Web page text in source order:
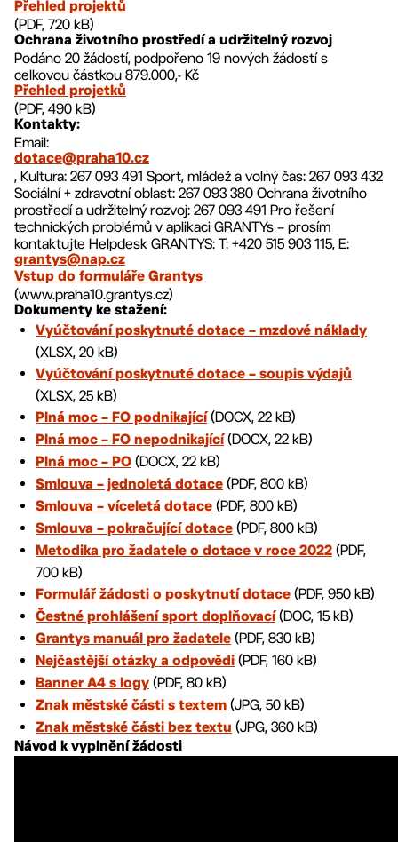
Přehled projektů
(PDF, 720 kB)
Ochrana životního prostředí a udržitelný rozvoj
Podáno 20 žádostí, podpořeno 19 nových žádostí s
celkovou částkou 879.000,- Kč
Přehled projetků
(PDF, 490 kB)
Kontakty:
Email:
dotace@praha10.cz
, Kultura: 267 093 491 Sport, mládež a volný čas: 267 093 432
Sociální + zdravotní oblast: 267 093 380 Ochrana životního
prostředí a udržitelný rozvoj: 267 093 491 Pro řešení
technických problémů v aplikaci GRANTYs – prosím
kontaktujte Helpdesk GRANTYS: T: +420 515 903 115, E:
grantys@nap.cz
Vstup do formuláře Grantys
(www.praha10.grantys.cz)
Dokumenty ke stažení:
Vyúčtování poskytnuté dotace – mzdové náklady
(XLSX, 20 kB)
Vyúčtování poskytnuté dotace – soupis výdajů
(XLSX, 25 kB)
Plná moc – FO podnikající(DOCX, 22 kB)
Plná moc – FO nepodnikající(DOCX, 22 kB)
Plná moc – PO (DOCX, 22 kB)
Smlouva – jednoletá dotace (PDF, 800 kB)
Smlouva – víceletá dotace (PDF, 800 kB)
Smlouva – pokračující dotace (PDF, 800 kB)
Metodika pro žadatele o dotace v roce 2022 (PDF,
700 kB)
Formulář žádosti o poskytnutí dotace (PDF, 950 kB)
Čestné prohlášení sport doplňovací(DOC, 15 kB)
Grantys manuál pro žadatele (PDF, 830 kB)
Nejčastější otázky a odpovědi (PDF, 160 kB)
Banner A4 s logy (PDF, 80 kB)
Znak městské části s textem (JPG, 50 kB)
Znak městské části bez textu (JPG, 360 kB)
Návod k vyplnění žádosti